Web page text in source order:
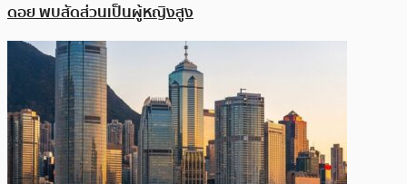
ดอย พบสัดส่วนเป็นผู้หญิงสูง